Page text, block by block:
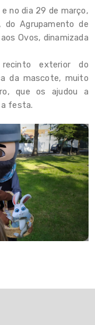
no dia 29 de março,
do Agrupamento de
Ovos, dinamizada
exterior do
da mascote, muito
que os ajudou a
a festa.